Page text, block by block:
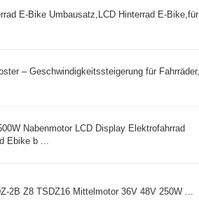
E-Bike Umbausatz,LCD Hinterrad E-Bike,für
– Geschwindigkeitssteigerung für Fahrräder,
Nabenmotor LCD Display Elektrofahrrad
Ebike b ...
2B Z8 TSDZ16 Mittelmotor 36V 48V 250W ...